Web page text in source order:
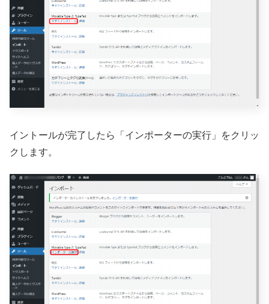
イントールが完了したら「インポーターの実行」をクリッ
クします。